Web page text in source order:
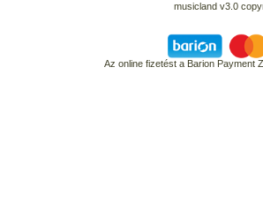
musicland v3.0
Az online fizetést a Barion Payment